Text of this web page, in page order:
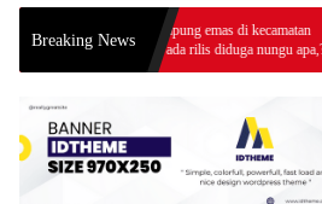
Breaking News
Js penampung emas di kecamatan
kini blm ada rilis diduga nungu apa,?